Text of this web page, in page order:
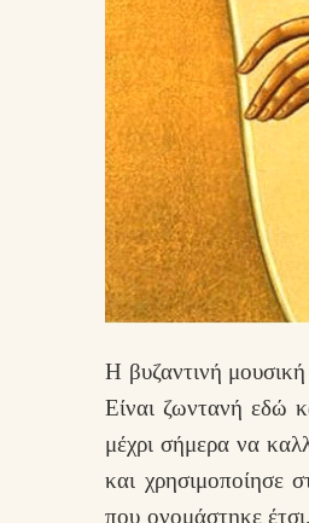
Η βυζαντινή
Είναι ζωντανή εδώ
μέχρι σήμερα να
και χρησιμοποίησε
που ονομάστηκε